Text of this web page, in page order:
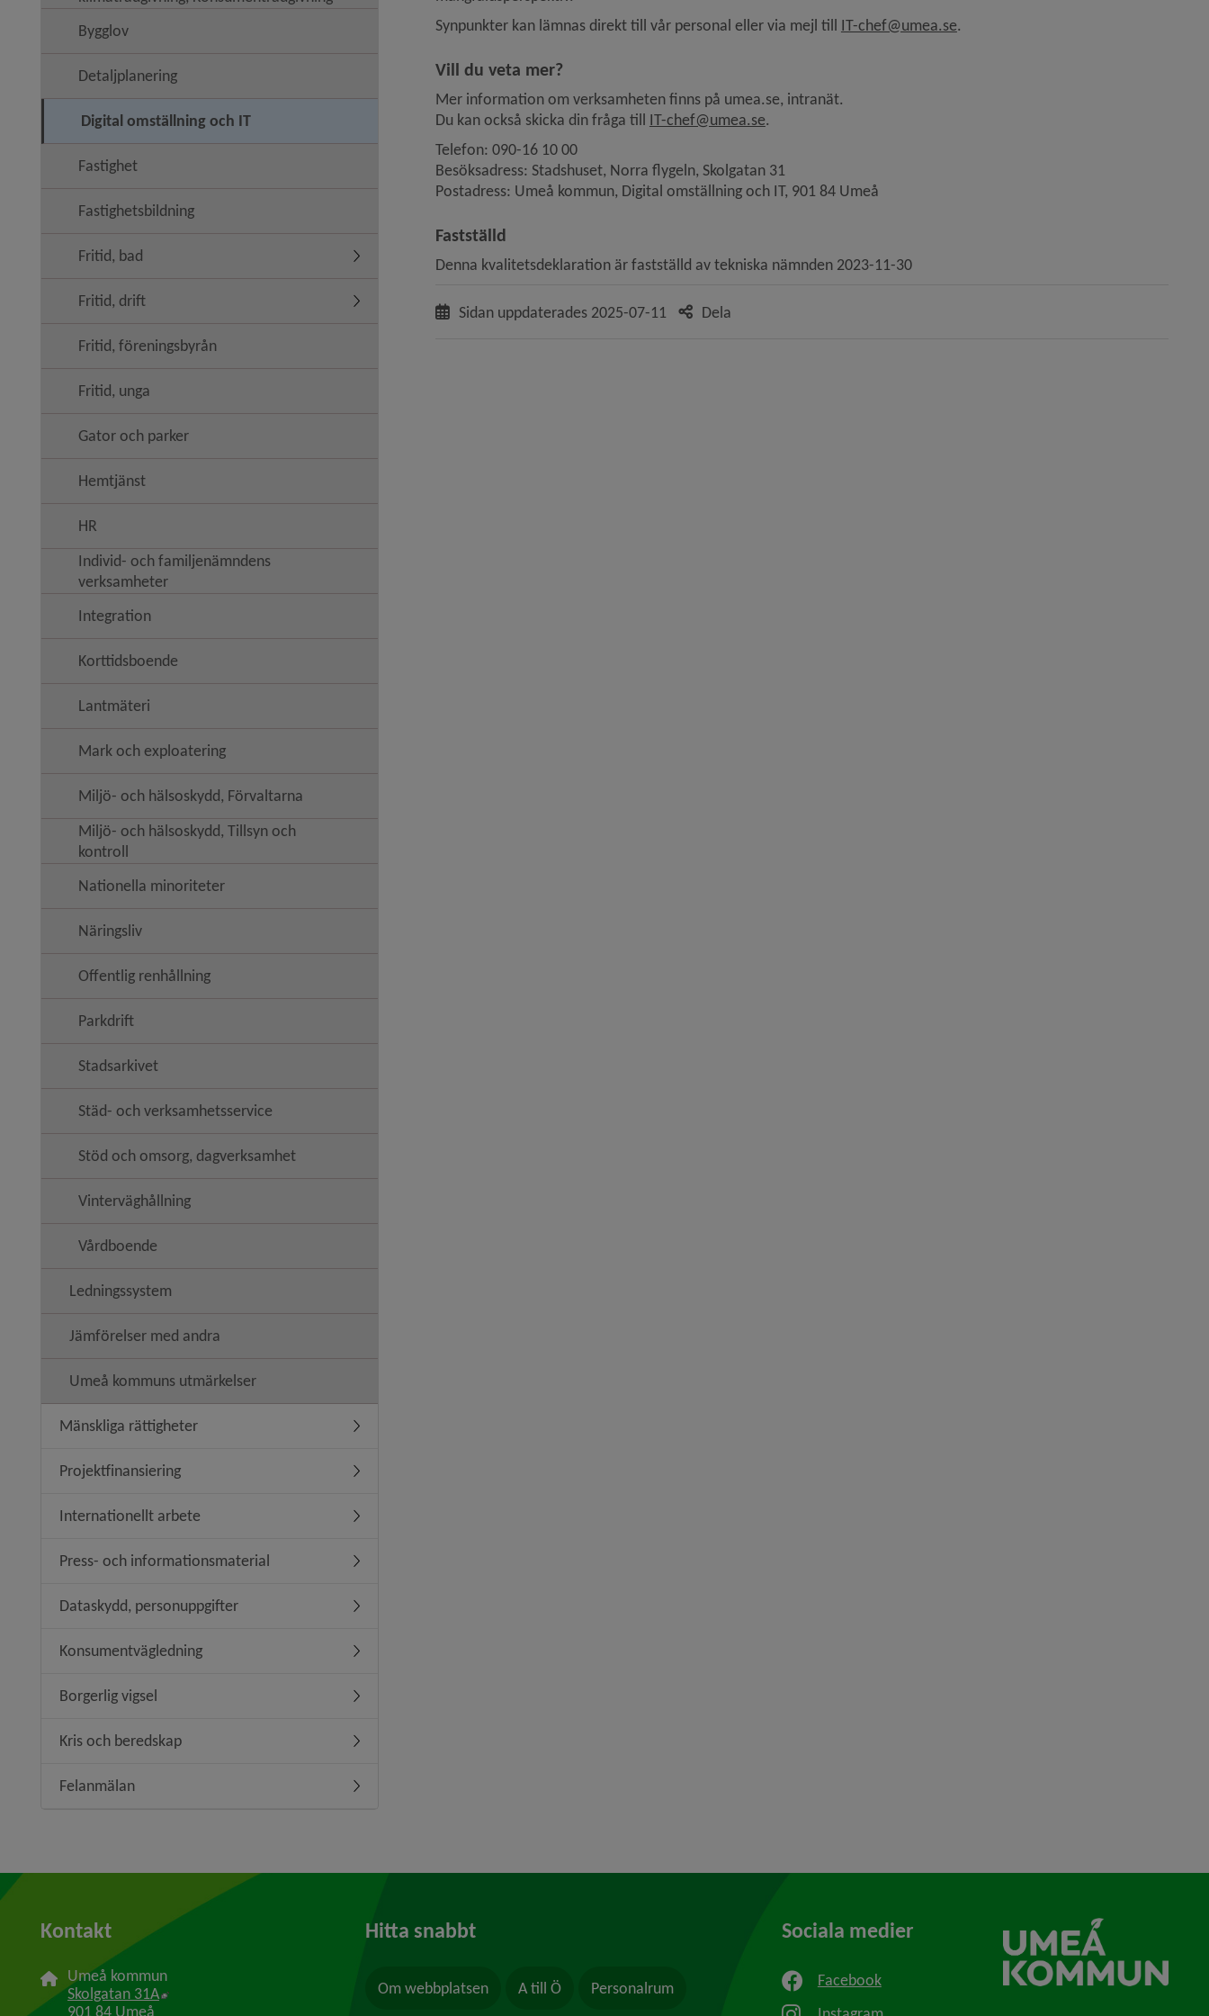
Bygglov
Detaljplanering
Digital omställning och IT
Fastighet
Fastighetsbildning
Fritid, bad Undermeny för Fritid, bad
Fritid, drift Undermeny för Fritid, drift
Fritid, föreningsbyrån
Fritid, unga
Gator och parker
Hemtjänst
HR
Individ- och familjenämndens
verksamheter
Integration
Korttidsboende
Lantmäteri
Mark och exploatering
Miljö- och hälsoskydd, Förvaltarna
Miljö- och hälsoskydd, Tillsyn och
kontroll
Nationella minoriteter
Näringsliv
Offentlig renhållning
Parkdrift
Stadsarkivet
Städ- och verksamhetsservice
Stöd och omsorg, dagverksamhet
Vinterväghållning
Vårdboende
Ledningssystem
Jämförelser med andra
Umeå kommuns utmärkelser
Mänskliga rättigheter Undermeny för Mänskliga rättigheter
Projektfinansiering Undermeny för Projektfinansiering
Internationellt arbete Undermeny för Internationellt arbete
Press- och informationsmaterial Undermeny för Press- och informationsmaterial
Dataskydd, personuppgifter Undermeny för Dataskydd, personuppgifter
Konsumentvägledning Undermeny för Konsumentvägledning
Borgerlig vigsel Undermeny för Borgerlig vigsel
Kris och beredskap Undermeny för Kris och beredskap
Felanmälan Undermeny för Felanmälan
Synpunkter kan lämnas direkt till vår personal eller via mejl till IT-chef@umea.se.
Vill du veta mer?
Mer information om verksamheten finns på umea.se, intranät.
Du kan också skicka din fråga till IT-chef@umea.se.
Telefon: 090-16 10 00
Besöksadress: Stadshuset, Norra flygeln, Skolgatan 31
Postadress: Umeå kommun, Digital omställning och IT, 901 84 Umeå
Fastställd
Denna kvalitetsdeklaration är fastställd av tekniska nämnden 2023-11-30
Sidan uppdaterades 2025-07-11 Dela
Kontakt
Umeå kommun
Skolgatan 31A Länk till annan webbplats, öppnas i nytt fönster.
901 84 Umeå
Hitta snabbt
Om webbplatsen A till Ö Personalrum
Sociala medier
Facebook